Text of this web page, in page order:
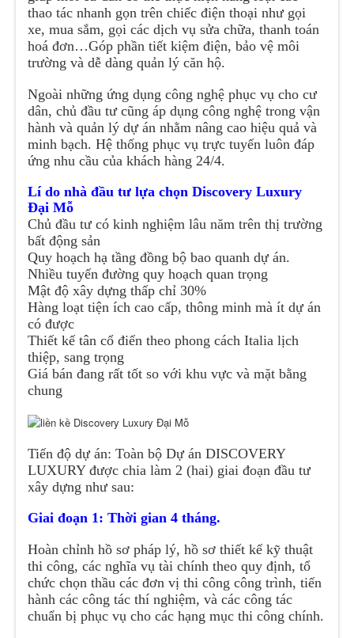
thao tác nhanh gọn trên chiếc điện thoại như gọi
xe, mua sắm, gọi các dịch vụ sửa chữa, thanh toán
hoá đơn…Góp phần tiết kiệm điện, bảo vệ môi
trường và dễ dàng quản lý căn hộ.
Ngoài những ứng dụng công nghệ phục vụ cho cư
dân, chủ đầu tư cũng áp dụng công nghệ trong vận
hành và quản lý dự án nhằm nâng cao hiệu quả và
minh bạch. Hệ thống phục vụ trực tuyến luôn đáp
ứng nhu cầu của khách hàng 24/4.
Lí do nhà đầu tư lựa chọn Discovery Luxury
Đại Mỗ
Chủ đầu tư có kinh nghiệm lâu năm trên thị trường
bất động sản
Quy hoạch hạ tầng đồng bộ bao quanh dự án.
Nhiều tuyến đường quy hoạch quan trọng
Mật độ xây dựng thấp chỉ 30%
Hàng loạt tiện ích cao cấp, thông minh mà ít dự án
có được
Thiết kế tân cổ điển theo phong cách Italia lịch
thiệp, sang trọng
Giá bán đang rất tốt so với khu vực và mặt bằng
chung
Tiến độ dự án: Toàn bộ Dự án DISCOVERY
LUXURY được chia làm 2 (hai) giai đoạn đầu tư
xây dựng như sau:
Giai đoạn 1: Thời gian 4 tháng.
Hoàn chỉnh hồ sơ pháp lý, hồ sơ thiết kế kỹ thuật
thi công, các nghĩa vụ tài chính theo quy định, tổ
chức chọn thầu các đơn vị thi công công trình, tiến
hành các công tác thí nghiệm, và các công tác
chuẩn bị phục vụ cho các hạng mục thi công chính.